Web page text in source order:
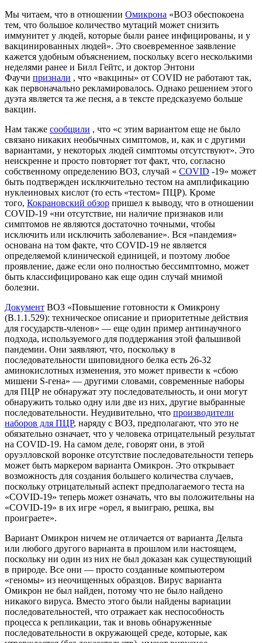
Мы читаем, что в отношении Омикрона «ВОЗ обеспокоена
тем, что большое количество мутаций может снизить
иммунитет у людей, которые были ранее инфицированы, и у
вакцинированных людей». Это своевременное заявление
кажется удобным объяснением, поскольку всего несколькими
неделями ранее и Билл Гейтс, и доктор Энтони
Фаучи признали , что «вакцины» от COVID не работают так,
как первоначально рекламировалось. Однако решением этого
дуэта является та же песня, а в тексте предсказуемо больше
вакцин.
Нам также сообщили , что «с этим вариантом еще не было
связано никаких необычных симптомов, и, как и с другими
вариантами, у некоторых людей симптомы отсутствуют». Это
неискренне и просто повторяет тот факт, что, согласно
собственному определению ВОЗ, случай « COVID -19» может
быть подтвержден исключительно тестом на амплификацию
нуклеиновых кислот (то есть «тестом» ПЦР). Кроме
того, Кокрановский обзор пришел к выводу, что в отношении
COVID-19 «ни отсутствие, ни наличие признаков или
симптомов не являются достаточно точными, чтобы
исключить или исключить заболевание». Вся «пандемия»
основана на том факте, что COVID-19 не является
определяемой клинической единицей, и поэтому любое
проявление, даже если оно полностью бессимптомно, может
быть классифицировано как еще один случай мнимой
болезни.
Документ ВОЗ «Повышение готовности к Омикрону
(B.1.1.529): техническое описание и приоритетные действия
для государств-членов» — еще один пример антинаучного
подхода, используемого для поддержания этой фальшивой
пандемии. Они заявляют, что, поскольку в
последовательности шиповидного белка есть 26-32
аминокислотных изменения, это может привести к «сбою
мишени S-гена» — другими словами, современные наборы
для ПЦР не обнаружат эту последовательность, и они могут
обнаружить только одну или две из них, другие выбранные
последовательности. Неудивительно, что производители
наборов для ПЦР, наряду с ВОЗ, предполагают, что это не
обязательно означает, что у человека отрицательный результат
на COVID-19. На самом деле, говорят они, в этой
оруэлловской воронке отсутствие последовательности теперь
может быть маркером варианта Омикрон. Это открывает
возможность для создания большего количества случаев,
поскольку отрицательный аспект предполагаемого теста на
«COVID-19» теперь может означать, что вы положительны на
«COVID-19» в их игре «орел, я выиграю, решка, вы
проиграете».
Вариант Омикрон ничем не отличается от варианта Дельта
или любого другого варианта в прошлом или настоящем,
поскольку ни один из них не был доказан как существующий
в природе. Все они — просто созданные компьютером
«геномы» из неочищенных образцов. Вирус варианта
Омикрон не был найден, потому что не было найдено
никакого вируса. Вместо этого были найдены вариации
последовательностей, что отражает как неспособность
процесса к репликации, так и вновь обнаруженные
последовательности в окружающей среде, которые, как